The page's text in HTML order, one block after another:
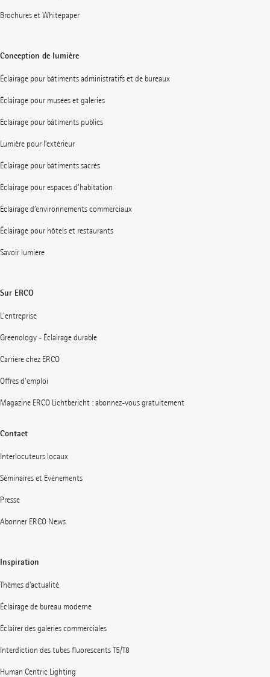
Brochures et Whitepaper
Conception de lumière
Éclairage pour bâtiments administratifs et de bureaux
Éclairage pour musées et galeries
Éclairage pour bâtiments publics
Lumière pour l’extérieur
Éclairage pour bâtiments sacrés
Éclairage pour espaces d’habitation
Éclairage d’environnements commerciaux
Éclairage pour hôtels et restaurants
Savoir lumière
Sur ERCO
L'entreprise
Greenology - Éclairage durable
Carrière chez ERCO
Offres d'emploi
Magazine ERCO Lichtbericht : abonnez-vous gratuitement
Contact
Interlocuteurs locaux
Séminaires et Événements
Presse
Abonner ERCO News
Inspiration
Thèmes d’actualité
Éclairage de bureau moderne
Éclairer des galeries commerciales
Interdiction des tubes fluorescents T5/T8
Human Centric Lighting